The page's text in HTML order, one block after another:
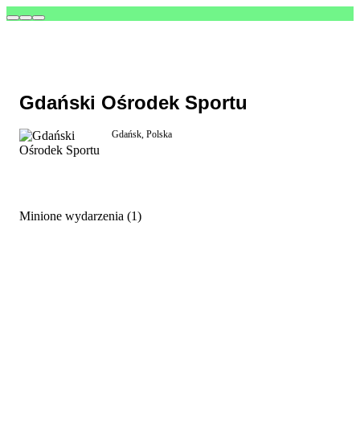
Gdański Ośrodek Sportu
Gdańsk, Polska
Minione wydarzenia (1)